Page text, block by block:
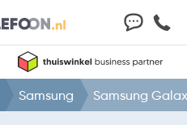
Samsung Samsung